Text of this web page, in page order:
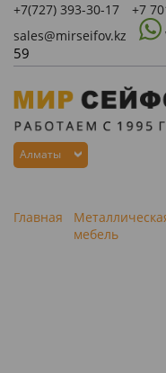
+7(727) 393-30-17 +7
sales@mirseifov.kz
59
Алматы
Главная
мебель